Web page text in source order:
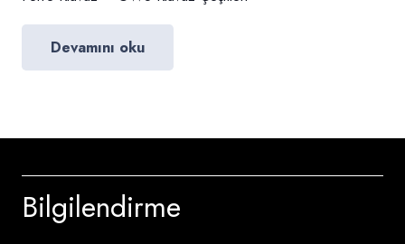
Devamını oku
Bilgilendirme